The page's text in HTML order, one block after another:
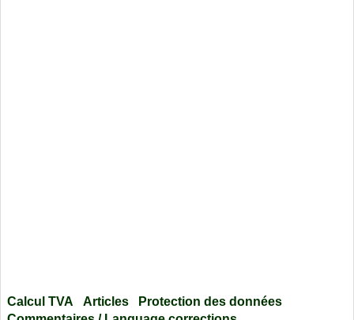
Calcul TVA Articles
Protection des données